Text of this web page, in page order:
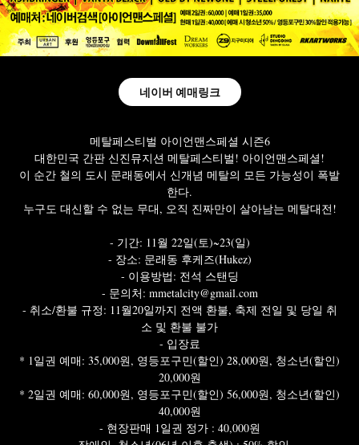
네이버 예매링크
메탈페스티벌 아이언맨스페셜 시즌6
대한민국 간판 신진뮤지션 메탈페스티벌! 아이언맨스페셜!
이 순간 철의 도시 문래동에서 신개념 메탈의 모든 가능성이 폭발
한다.
누구도 대신할 수 없는 무대, 오직 진짜만이 살아남는 메탈대전!
- 기간: 11월 22일(토)~23(일)
- 장소: 문래동 후케즈(Hukez)
- 이용방법: 전석 스탠딩
- 문의처: mmetalcity@gmail.com
- 취소/환불 규정: 11월20일까지 전액 환불, 축제 전일 및 당일 취
소 및 환불 불가
- 입장료
* 1일권 예매: 35,000원, 영등포구민(할인) 28,000원, 청소년(할인)
20,000원
* 2일권 예매: 60,000원, 영등포구민(할인) 56,000원, 청소년(할인)
40,000원
- 현장판매 1일권 정가 : 40,000원